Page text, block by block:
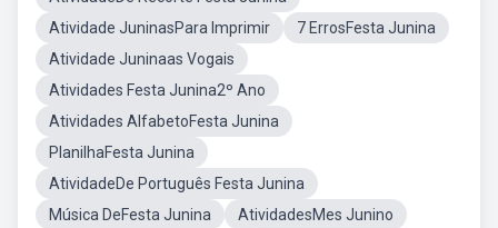
Atividade JuninasPara Imprimir
7 ErrosFesta Junina
Atividade Juninaas Vogais
Atividades Festa Junina2º Ano
Atividades AlfabetoFesta Junina
PlanilhaFesta Junina
AtividadeDe Português Festa Junina
Música DeFesta Junina
AtividadesMes Junino